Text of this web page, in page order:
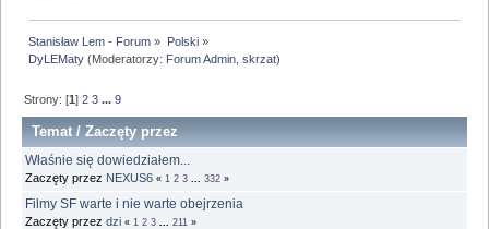
Stanisław Lem - Forum » Polski»
DyLEMaty (Moderatorzy: Forum Admin ,skrzat)
Strony: [1]2 3 ...9
Temat /Zaczęty przez
Właśnie się dowiedziałem...
Zaczęty przez NEXUS6 « 1 2 3 332 »
Filmy SF warte i nie warte obejrzenia
Zaczęty przez dzi « 1 2 3 211 »